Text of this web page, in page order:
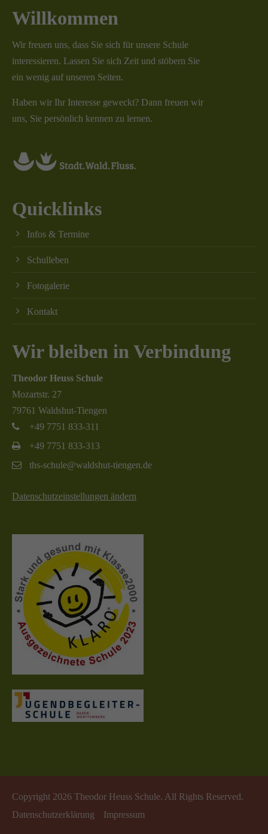
Willkommen
Wir freuen uns, dass Sie sich für unsere Schule
interessieren. Lassen Sie sich Zeit und stöbern Sie
ein wenig auf unseren Seiten.
Haben wir Ihr Interesse geweckt? Dann freuen wir
uns, Sie persönlich kennen zu lernen.
Quicklinks
Infos & Termine
Schulleben
Fotogalerie
Kontakt
Wir bleiben in Verbindung
Theodor Heuss Schule
Mozartstr. 27
79761 Waldshut-Tiengen
+49 7751 833-311
+49 7751 833-313
ths-schule@waldshut-tiengen.de
Datenschutzeinstellungen ändern
Copyright 2026 Theodor Heuss Schule. All Rights Reserved.
Datenschutzerklärung
Impressum